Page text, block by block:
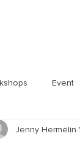
Event
Corona
Jenny Hermelin